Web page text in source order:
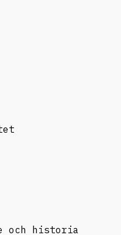
och historia